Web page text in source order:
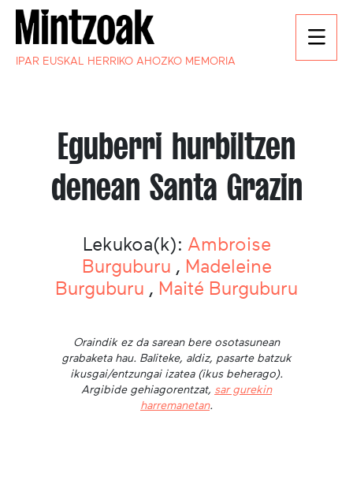
IPAR EUSKAL HERRIKO AHOZKO MEMORIA
Eguberri hurbiltzen
denean Santa Grazin
Lekukoa(k): Ambroise
Burguburu , Madeleine
Burguburu , Maité Burguburu
Oraindik ez da sarean bere osotasunean
grabaketa hau. Baliteke, aldiz, pasarte batzuk
ikusgai/entzungai izatea (ikus beherago).
Argibide gehiagorentzat, sar gurekin
harremanetan.